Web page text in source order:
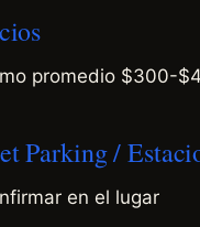
promedio $300-
Parking /
en el lugar